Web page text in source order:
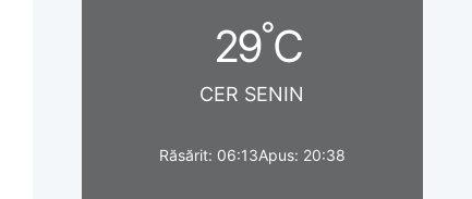
29°C
CER SENIN
Răsărit: 06:13Apus: 20:38